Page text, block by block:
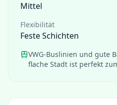
Mittel
Flexibilität
Feste Schichten
VWG-Buslinien und gute
flache Stadt ist perfekt